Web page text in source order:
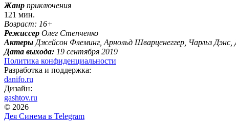
Жанр приключения
121 мин.
Возраст: 16+
Режиссер Олег Степченко
Актеры Джейсон Флеминг, Арнольд Шварценеггер, Чарльз
Дата выхода: 19 сентября 2019
Политика конфиденциальности
Разработка и поддержка:
danifo.ru
Дизайн:
gashtov.ru
© 2026
Дея Синема в Telegram